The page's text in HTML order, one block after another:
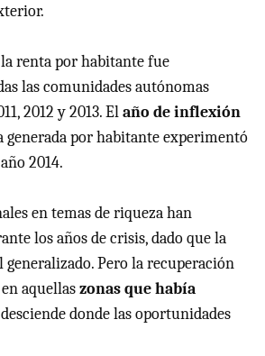
renta por habitante fue
las comunidades autónomas
2012 y 2013. Elaño de inflexión
generada por habitante experimentó
2014.
en temas de riqueza han
los años de crisis, dado que la
generalizado. Pero la recuperación
aquellaszonas que había
donde las oportunidades